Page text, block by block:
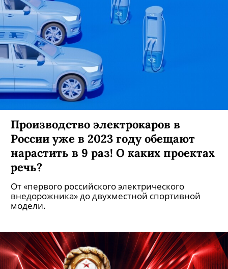
Производство электрокаров в
России уже в 2023 году обещают
нарастить в 9 раз! О каких проектах
речь?
От «первого российского электрического
внедорожника» до двухместной спортивной
модели.